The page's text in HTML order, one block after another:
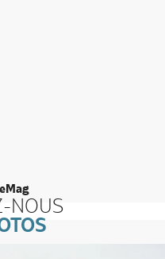
NOUS